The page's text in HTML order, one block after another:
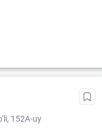
152A-uy
3 000